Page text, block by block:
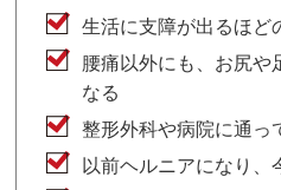
生活に支障が出るほど
腰痛以外にも、お尻や
なる
整形外科や病院に通っ
以前ヘルニアになり、